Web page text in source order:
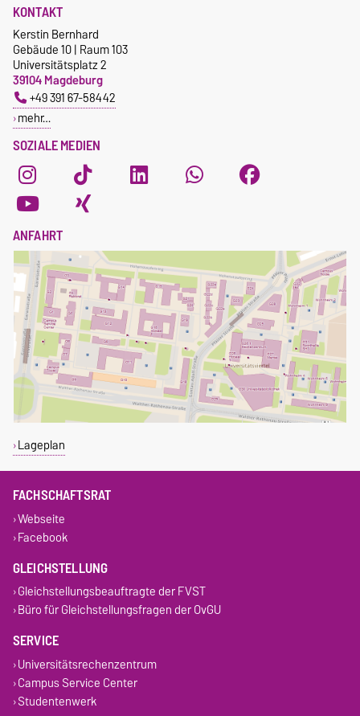
SOZIALE MEDIEN
KONTAKT
Kerstin Bernhard
Gebäude 10 | Raum 103
Universitätsplatz 2
39104 Magdeburg
+49 391 67-58442
mehr…
ANFAHRT
Lageplan
FACHSCHAFTSRAT
Webseite
Facebook
GLEICHSTELLUNG
Gleichstellungsbeauftragte der FVST
Büro für Gleichstellungsfragen der OvGU
SERVICE
Universitätsrechenzentrum
Campus Service Center
Studentenwerk